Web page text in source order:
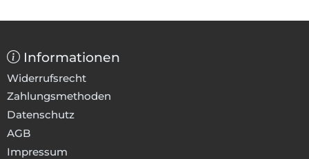
Informationen
Widerrufsrecht
Zahlungsmethoden
Datenschutz
AGB
Impressum